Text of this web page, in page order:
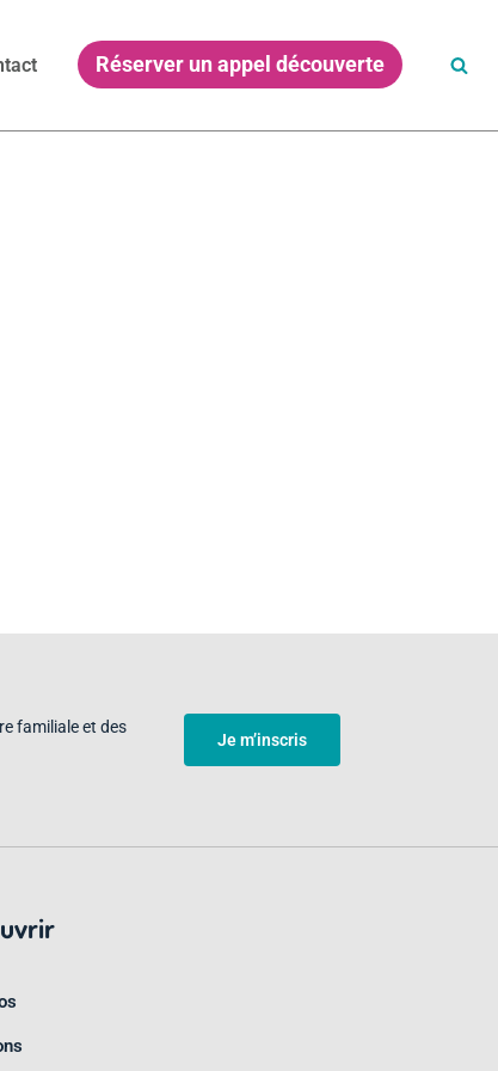
Réserver un appel découverte
familiale et des
Je m’inscris